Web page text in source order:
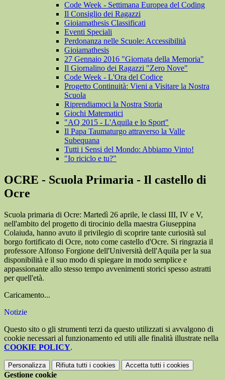
Code Week - Settimana Europea del Coding
Il Consiglio dei Ragazzi
Gioiamathesis Classificati
Eventi Speciali
Perdonanza nelle Scuole: Accessibilità
Gioiamathesis
27 Gennaio 2016 "Giornata della Memoria"
Il Giornalino dei Ragazzi "Zero Nove"
Code Week - L'Ora del Codice
Progetto Continuità: Vieni a Visitare la Nostra
Scuola
Riprendiamoci la Nostra Storia
Giochi Matematici
"AQ 2015 - L'Aquila e lo Sport"
Il Papa Taumaturgo attraverso la Valle
Subequana
Tutti i Sensi del Mondo: Abbiamo Vinto!
"Io riciclo e tu?"
OCRE - Scuola Primaria - Il castello di
Ocre
Scuola primaria di Ocre: Martedì 26 aprile, le classi III, IV e V,
nell'ambito del progetto di tirocinio della maestra Giuseppina
Colaiuda, hanno avuto il privilegio di scoprire tante curiosità sul
borgo fortificato di Ocre, noto come castello d'Ocre. Si ringrazia il
professore Alfonso Forgione dell'Università dell'Aquila per la sua
disponibilità e il suo modo di spiegare in modo semplice e
appassionante allo stesso tempo avvenimenti storici spesso astratti
per quell'età.
Caricamento...
Notizie
Questo sito o gli strumenti terzi da questo utilizzati si avvalgono di
cookie necessari al funzionamento ed utili alle finalità illustrate nella
COOKIE POLICY.
Personalizza Rifiuta tutti i cookies Accetta tutti i cookies
Gestione cookie